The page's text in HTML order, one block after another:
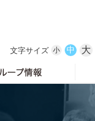
文字サイズ 小 中 大